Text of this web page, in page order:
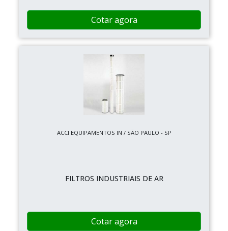
Cotar agora
ACCI EQUIPAMENTOS IN / SÃO PAULO - SP
FILTROS INDUSTRIAIS DE AR
Cotar agora